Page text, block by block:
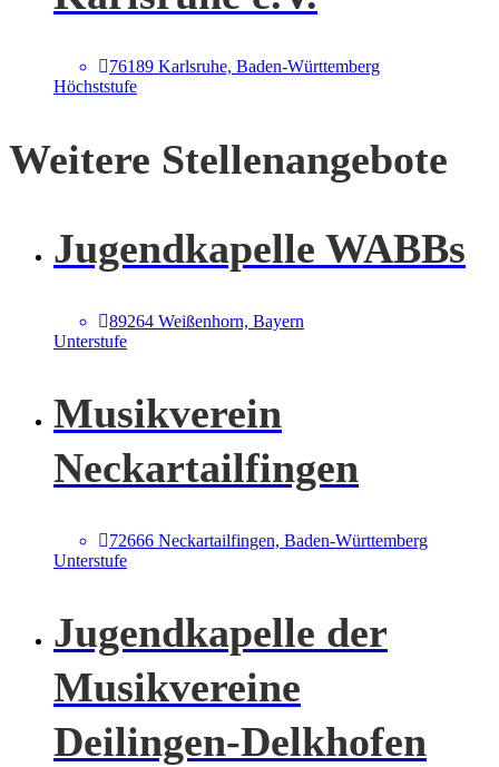
76189 Karlsruhe, Baden-Württemberg
Höchststufe
Weitere Stellenangebote
Jugendkapelle WABBs
89264 Weißenhorn, Bayern
Unterstufe
Musikverein
Neckartailfingen
72666 Neckartailfingen, Baden-Württemberg
Unterstufe
Jugendkapelle der
Musikvereine
Deilingen-Delkhofen